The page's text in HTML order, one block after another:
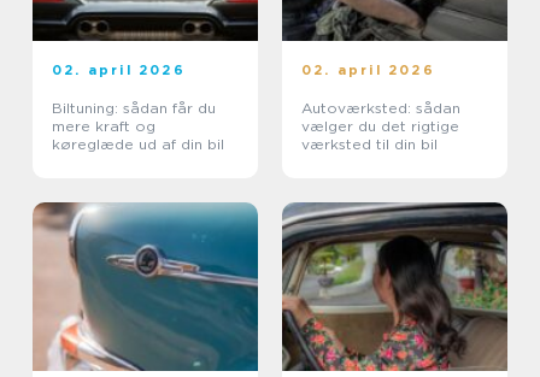
02. april 2026
Biltuning: sådan får du
mere kraft og
køreglæde ud af din bil
02. april 2026
Autoværksted: sådan
vælger du det rigtige
værksted til din bil